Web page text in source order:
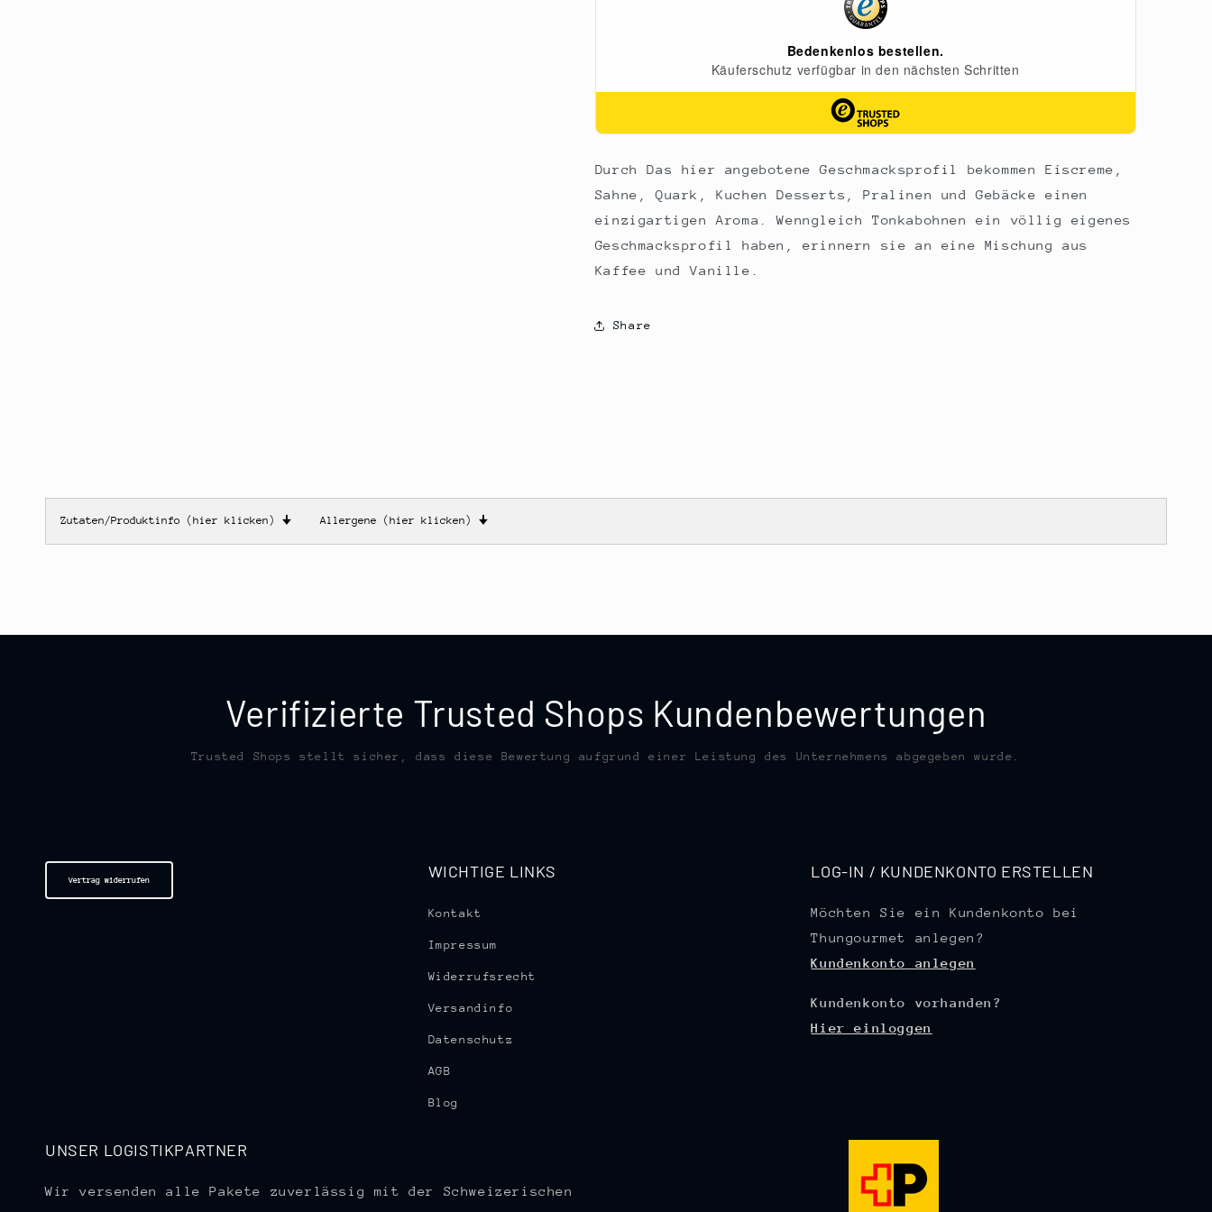
Durch Das hier angebotene Geschmacksprofil bekommen Eiscreme,
Sahne, Quark, Kuchen Desserts, Pralinen und Gebäcke einen
einzigartigen Aroma. Wenngleich Tonkabohnen ein völlig eigenes
Geschmacksprofil haben, erinnern sie an eine Mischung aus
Kaffee und Vanille.
Share
Zutaten/Produktinfo (hier klicken) 🠋 Allergene (hier klicken) 🠋
Verifizierte Trusted Shops Kundenbewertungen
Trusted Shops stellt sicher, dass diese Bewertung aufgrund einer Leistung des Unternehmens abgegeben wurde.
Vertrag widerrufen WICHTIGE LINKS
Kontakt
Impressum
Widerrufsrecht
Versandinfo
Datenschutz
AGB
Blog
LOG-IN / KUNDENKONTO ERSTELLEN
Möchten Sie ein Kundenkonto bei
Thungourmet anlegen?
Kundenkonto anlegen
Kundenkonto vorhanden?
Hier einloggen
UNSER LOGISTIKPARTNER
Wir versenden alle Pakete zuverlässig mit der Schweizerischen